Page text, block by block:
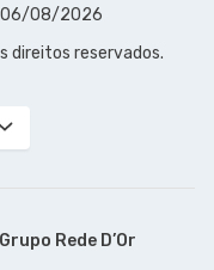
06/08/2026
direitos reservados.
Grupo Rede D’Or